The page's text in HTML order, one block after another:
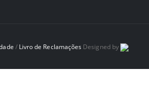
/ Livro de Reclamações Designed by